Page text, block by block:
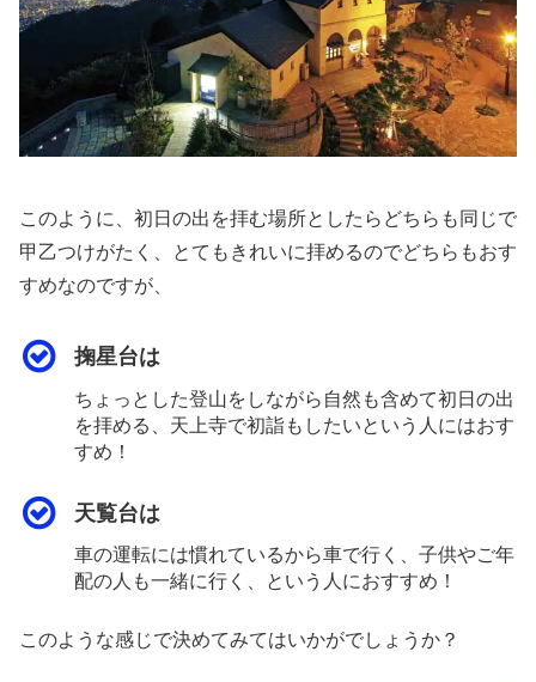
このように、初日の出を拝む場所としたらどちらも同じで
甲乙つけがたく、とてもきれいに拝めるのでどちらもおす
すめなのですが、
掬星台は
ちょっとした登山をしながら自然も含めて初日の出
を拝める、天上寺で初詣もしたいという人にはおす
すめ！
天覧台は
車の運転には慣れているから車で行く、子供やご年
配の人も一緒に行く、という人におすすめ！
このような感じで決めてみてはいかがでしょうか？